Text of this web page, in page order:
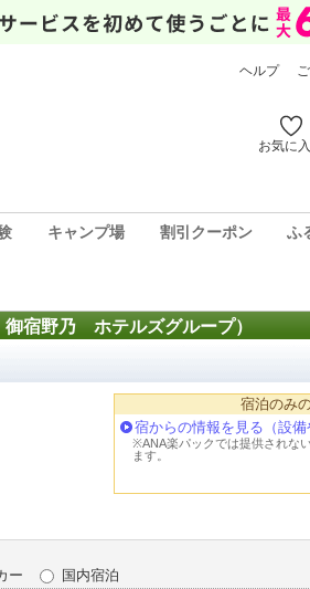
ヘルプ
お気に
キャンプ場 割引クーポン ふ
宿野乃 ホテルズグループ）
宿泊のみ
宿からの情報を見る（設備
※ANA楽パックでは提供されな
ます。
ー
国内宿泊